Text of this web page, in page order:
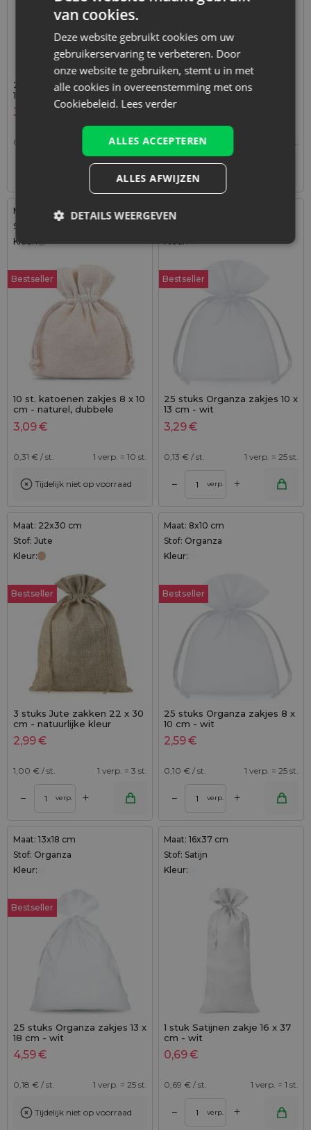
25 stuks Organza zakjes 12 x
15 cm - wit
3,99
0,16 1 verp. = 25 st.
+
1 stuk Zakje à la linnen 16 x
37 cm - natuurlijke kleur
0,95
0,95 € / st. 1 verp. = 1 st.
Tijdelijk niet op voorraad
Maat: 8x10 cm
Stof: Katoen
Kleur:
Bestseller
10 st. katoenen zakjes 8 x 10
cm - naturel, dubbele
trekkoord
3,09€
0,31 € / st. 1 verp. = 10 st.
Tijdelijk niet op voorraad
Maat: 10x13 cm
Kleur:
Bestseller
25 stuks Organza zakjes 10 x
13 cm - wit
3,29€
0,13 € / st. 1 verp. = 25 st.
– verp. +
Maat: 22x30 cm
Stof: Jute
Kleur:
Bestseller
3 stuks Jute zakken 22 x 30
cm - natuurlijke kleur
2,99€
1,00 € / st. 1 verp. = 3 st.
– verp. +
Maat: 8x10 cm
Stof: Organza
Kleur:
Bestseller
25 stuks Organza zakjes 8 x
10 cm - wit
2,59€
0,10 € / st. 1 verp. = 25 st.
– verp. +
Maat: 13x18 cm
Stof: Organza
Kleur:
Bestseller
25 stuks Organza zakjes 13 x
18 cm - wit
4,59€
0,18 € / st. 1 verp. = 25 st.
Tijdelijk niet op voorraad
Maat: 16x37 cm
Stof: Satijn
Kleur:
1 stuk Satijnen zakje 16 x 37
cm - wit
0,69€
0,69 € / st. 1 verp. = 1 st.
– verp. +
van cookies.
Deze website gebruikt cookies om uw
gebruikerservaring te verbeteren. Door
onze website te gebruiken, stemt u in met
alle cookies in overeenstemming met ons
Cookiebeleid. Lees verder
ALLES ACCEPTEREN
ALLES AFWIJZEN
DETAILS WEERGEVEN